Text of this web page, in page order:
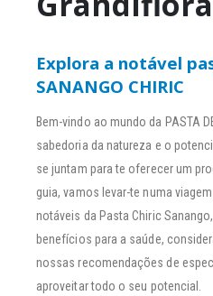
Explora a notável
SANANGO CHIRIC
Bem-vindo ao mundo da PASTA
sabedoria da natureza e o
se juntam para te oferecer um
guia, vamos levar-te numa
notáveis da Pasta Chiric
benefícios para a saúde,
nossas recomendações de
aproveitar todo o seu potencial.